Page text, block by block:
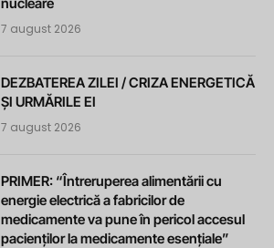
7 august 2026
DEZBATEREA ZILEI / CRIZA ENERGETICĂ
ȘI URMĂRILE EI
7 august 2026
PRIMER: “Întreruperea alimentării cu
energie electrică a fabricilor de
medicamente va pune în pericol accesul
pacienților la medicamente esențiale”